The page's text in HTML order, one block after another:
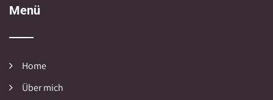
Menü
Home
Über mich